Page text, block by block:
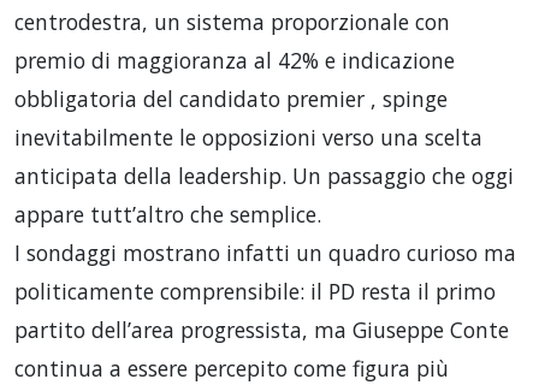
centrodestra, un sistema proporzionale con
premio di maggioranza al 42% e indicazione
obbligatoria del candidato premier , spinge
inevitabilmente le opposizioni verso una scelta
anticipata della leadership. Un passaggio che oggi
appare tutt’altro che semplice.
I sondaggi mostrano infatti un quadro curioso ma
politicamente comprensibile: il PD resta il primo
partito dell’area progressista, ma Giuseppe Conte
continua a essere percepito come figura più